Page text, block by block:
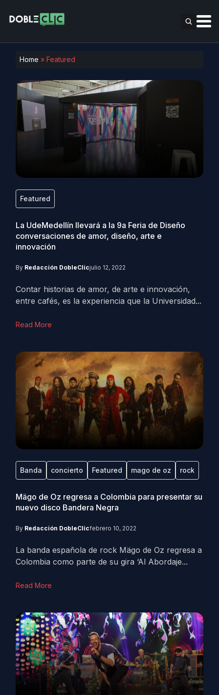
Home » Featured
Featured
La UdeMedellín llevará a la 9a Feria de Diseño
conversaciones de amor, diseño, arte e
innovación
By Redacción DobleClicjulio 12, 2022
Contar historias de amor, de arte e innovación,
entre cafés, es la experiencia que la Universidad...
Read More
Banda concierto Featured mago de oz rock
Mägo de Oz regresa a Colombia para presentar su
nuevo disco Bandera Negra
By Redacción DobleClicfebrero 10, 2022
La banda española de rock Mägo de Oz regresa a
Colombia como parte de su gira ‘Al Abordaje...
Read More